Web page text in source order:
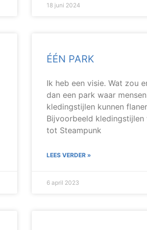
18 juni 2024
ÉÉN PARK
Ik heb een visie. Wat zou
dan een park waar
kledingstijlen kunnen
Bijvoorbeeld kledingstijlen
tot Steampunk
LEES VERDER »
6 april 2023